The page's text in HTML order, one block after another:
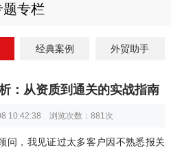
题专栏
经典案例 外贸助手
：从资质到通关的实战指南
10:42:38 浏览次数： 881次
，我见证过太多客户因不熟悉报关